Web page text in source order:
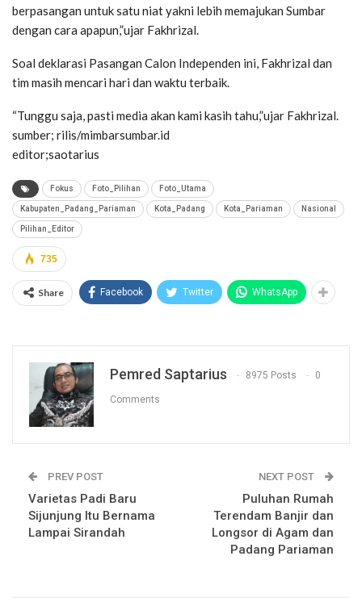
berpasangan untuk satu niat yakni lebih memajukan Sumbar
dengan cara apapun,”ujar Fakhrizal.
Soal deklarasi Pasangan Calon Independen ini, Fakhrizal dan
tim masih mencari hari dan waktu terbaik.
“Tunggu saja, pasti media akan kami kasih tahu,”ujar Fakhrizal.
sumber; rilis/mimbarsumbar.id
editor;saotarius
Fokus Foto_Pilihan Foto_Utama
Kabupaten_Padang_Pariaman Kota_Padang Kota_Pariaman Nasional
Pilihan_Editor
735
Share Facebook Twitter WhatsApp
Pemred Saptarius 8975 Posts 0
Comments
PREV POST
Varietas Padi Baru
Sijunjung Itu Bernama
Lampai Sirandah
NEXT POST
Puluhan Rumah
Terendam Banjir dan
Longsor di Agam dan
Padang Pariaman